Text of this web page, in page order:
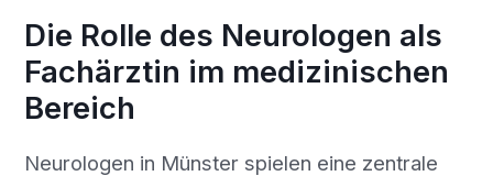
Die Rolle des Neurologen als
Fachärztin im medizinischen
Bereich
Neurologen in Münster spielen eine zentrale